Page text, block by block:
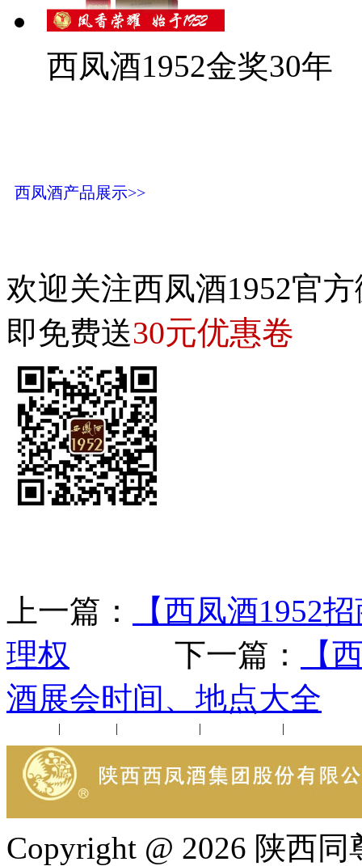
西凤酒1952金奖30年
西凤酒产品展示>>
欢迎关注西凤酒1952官
即免费送30元优惠卷
上一篇：
【西凤酒1952
理权 下一篇：
【
酒展会时间、地点大全
| | | |
Copyright @ 2026 陕西